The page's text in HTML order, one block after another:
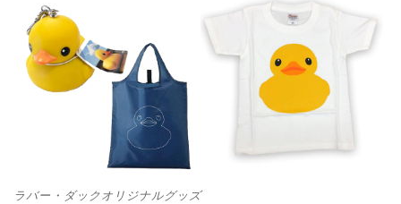
ラバー・ダックオリジナルグッズ